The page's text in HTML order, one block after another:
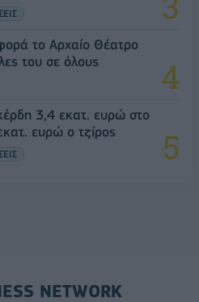
το Αρχαίο Θέατρο
του σε όλους
3,4 εκατ. ευρώ στο
ευρώ ο τζίρος
NETWORK